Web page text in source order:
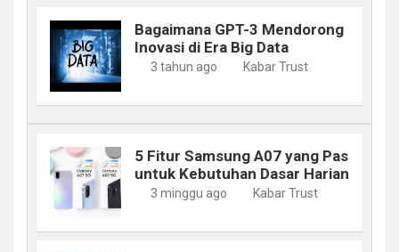
Bagaimana GPT-3 Mendorong
Inovasi di Era Big Data
3 tahun ago Kabar Trust
5 Fitur Samsung A07 yang Pas
untuk Kebutuhan Dasar Harian
3 minggu ago Kabar Trust